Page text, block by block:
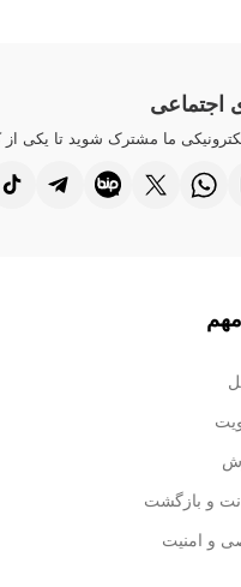
می باشد.
لوازم جانبی با نشان Kazee روی محصول روکش طلا بوده و کدر نمی شود.
طرح های تمامی محصولات
اجتماعی
ما مشترک شوید تا یکی
و بازگشت
و امنیت